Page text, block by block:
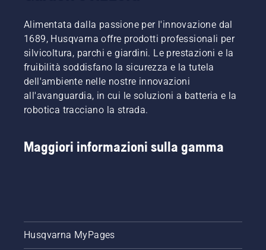
cosa
succede
se
chiazze
secche e
marroni
e
erbacce
rovinano
Non c'è
guida
dettagliata
Alimentata dalla passione per l'innovazione dal
1689, Husqvarna offre prodotti professionali per
silvicoltura, parchi e giardini. Le prestazioni e la
fruibilità soddisfano la sicurezza e la tutela
dell'ambiente nelle nostre innovazioni
all'avanguardia, in cui le soluzioni a batteria e la
robotica tracciano la strada.
Maggiori informazioni sulla gamma
Husqvarna MyPages